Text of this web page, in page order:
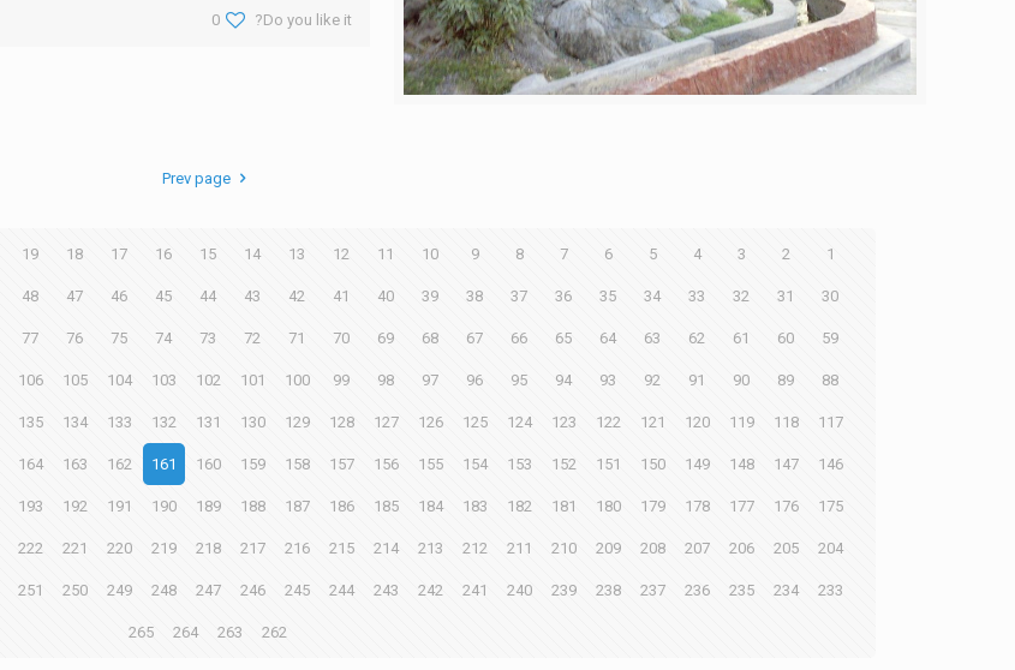
Do you like it?
0
Prev page
1
2
3
4
5
6
7
8
9
10
11
12
13
14
15
16
17
18
19
30
31
32
33
34
35
36
37
38
39
40
41
42
43
44
45
46
47
48
59
60
61
62
63
64
65
66
67
68
69
70
71
72
73
74
75
76
77
88
89
90
91
92
93
94
95
96
97
98
99
100
101
102
103
104
105
106
117
118
119
120
121
122
123
124
125
126
127
128
129
130
131
132
133
134
135
146
147
148
149
150
151
152
153
154
155
156
157
158
159
160
161
162
163
164
175
176
177
178
179
180
181
182
183
184
185
186
187
188
189
190
191
192
193
204
205
206
207
208
209
210
211
212
213
214
215
216
217
218
219
220
221
222
233
234
235
236
237
238
239
240
241
242
243
244
245
246
247
248
249
250
251
262
263
264
265